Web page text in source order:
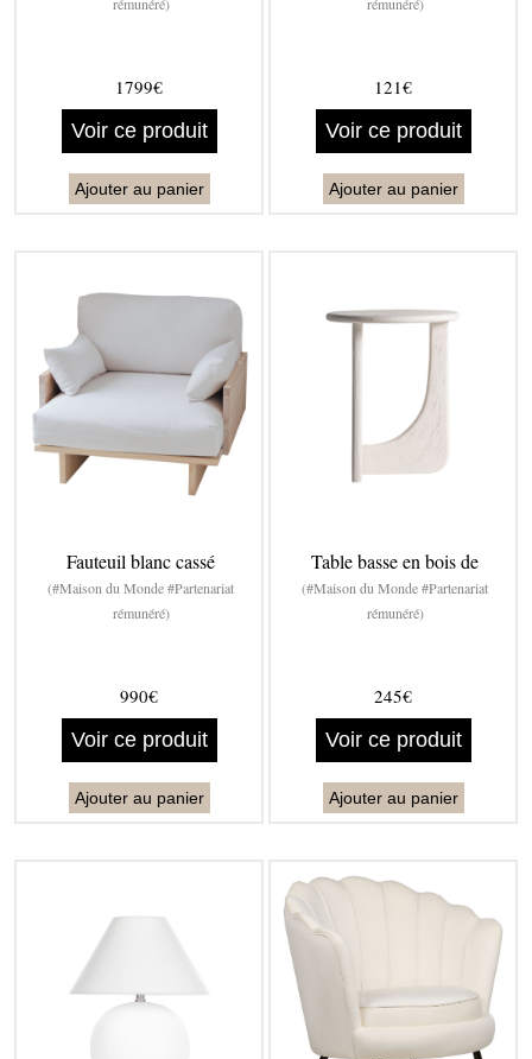
rémunéré)
1799€
Voir ce produit
Ajouter au panier
rémunéré)
121€
Voir ce produit
Ajouter au panier
Fauteuil blanc cassé
(#Maison du Monde #Partenariat
rémunéré)
990€
Voir ce produit
Ajouter au panier
Table basse en bois de
(#Maison du Monde #Partenariat
rémunéré)
245€
Voir ce produit
Ajouter au panier